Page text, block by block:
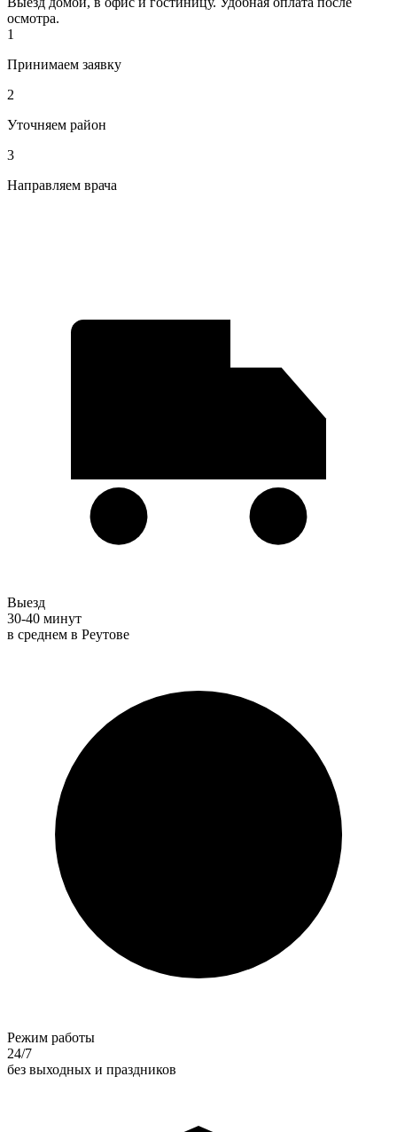
осмотра.
1
Принимаем заявку
2
Уточняем район
3
Направляем врача
Выезд
30-40 минут
в среднем в Реутове
Режим работы
24/7
без выходных и праздников